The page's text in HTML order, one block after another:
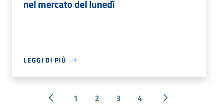
nel mercato del lunedì
LEGGI DI PIÙ
« Precedente
1 2 3 4 Successiva »